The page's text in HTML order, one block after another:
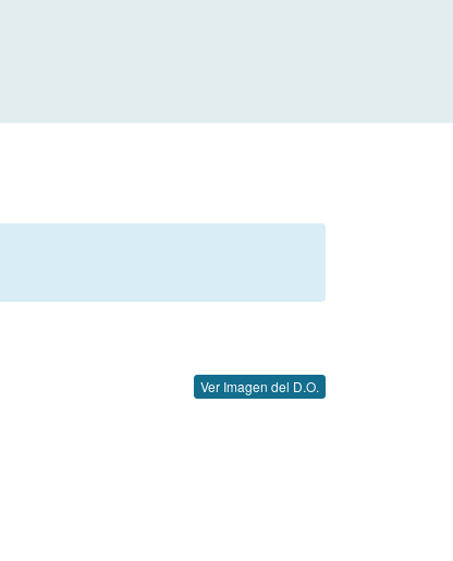
Ver Imagen del D.O.